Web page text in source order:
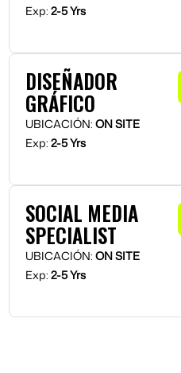
Exp:2-5 Yrs
DISEÑADOR
GRÁFICO
UBICACIÓN:ON SITE
Exp:2-5 Yrs
SOCIAL MEDIA
SPECIALIST
UBICACIÓN:ON SITE
Exp:2-5 Yrs